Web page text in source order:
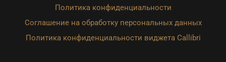
Политика конфиденциальности
Соглашение на обработку персональных данных
Политика конфиденциальности виджета Callibri